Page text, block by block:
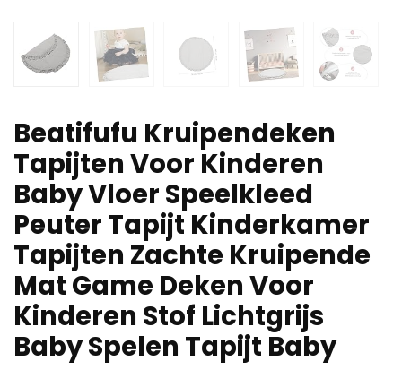
Beatifufu Kruipendeken
Tapijten Voor Kinderen
Baby Vloer Speelkleed
Peuter Tapijt Kinderkamer
Tapijten Zachte Kruipende
Mat Game Deken Voor
Kinderen Stof Lichtgrijs
Baby Spelen Tapijt Baby